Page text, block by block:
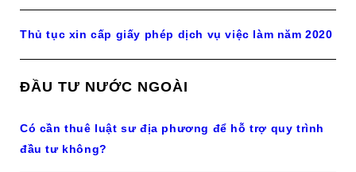
Thủ tục xin cấp giấy phép dịch vụ việc làm năm 2020
ĐẦU TƯ NƯỚC NGOÀI
Có cần thuê luật sư địa phương để hỗ trợ quy trình
đầu tư không?